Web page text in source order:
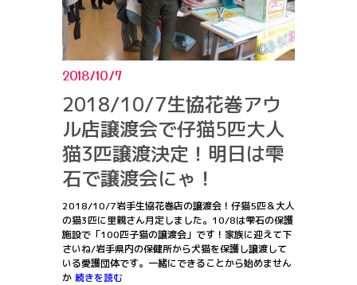
2018/10/7
2018/10/7生協花巻アウ
ル店譲渡会で仔猫5匹大人
猫3匹譲渡決定！明日は雫
石で譲渡会にゃ！
2018/10/7岩手生協花巻店の譲渡会！仔猫5匹＆大人
の猫3匹に里親さん月定しました。10/8は雫石の保護
施設で「100匹子猫の譲渡会」です！家族に迎えて下
さいね/岩手県内の保健所から犬猫を保護し譲渡して
いる愛護団体です。一緒にできることから始めません
か 続きを読む